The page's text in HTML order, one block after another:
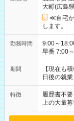
大町(広島
≪自宅
します。
勤務時間
9:00～18:00（休憩60分）
早番 7:00～16:00
い」 「余
たくない」
の方へ 今
の勤務時
期間
【現在も
日後の就
特徴 履歴書不要
上の大量